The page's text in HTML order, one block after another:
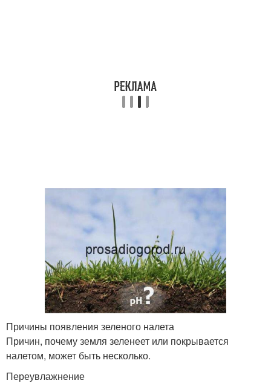
Причины появления зеленого налета
Причин, почему земля зеленеет или покрывается
налетом, может быть несколько.
Переувлажнение